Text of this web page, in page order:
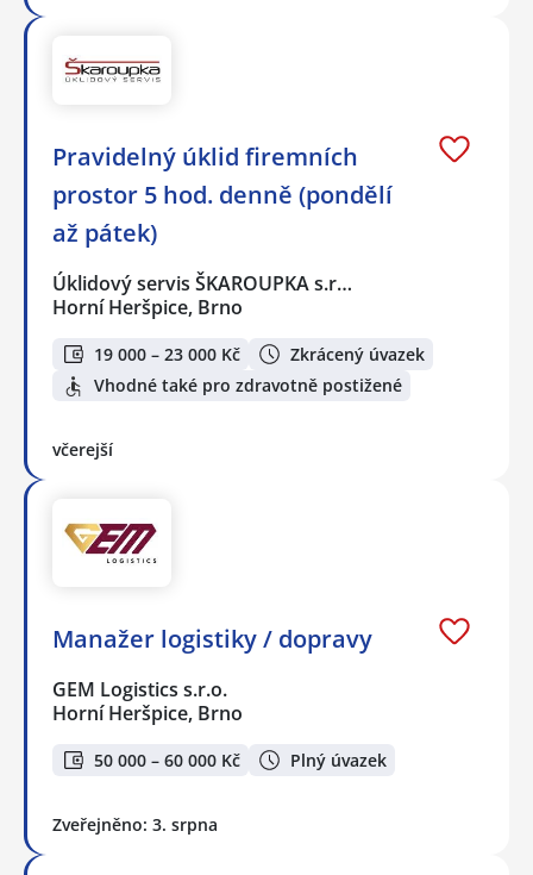
Pravidelný úklid firemních
prostor 5 hod. denně (pondělí
až pátek)
Úklidový servis ŠKAROUPKA s.r…
Horní Heršpice, Brno
19 000 – 23 000 Kč
Zkrácený úvazek
Vhodné také pro zdravotně postižené
včerejší
Manažer logistiky / dopravy
GEM Logistics s.r.o.
Horní Heršpice, Brno
50 000 – 60 000 Kč Plný úvazek
Zveřejněno: 3. srpna